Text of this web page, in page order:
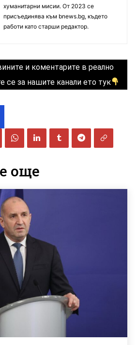
хуманитарни мисии. От 2023 се
присъединява към bnews.bg, където
работи като старши редактор.
и коментарите в реално
се за нашите канали ето тук
още